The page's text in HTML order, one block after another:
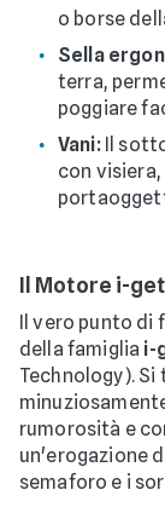
o borse
Sella
terra,
poggiare
Vani:Il
con
Il Motore i-get
Il vero punto di
della famiglia i-
Technology).
rumorosità e
un'erogazione
semaforo e i